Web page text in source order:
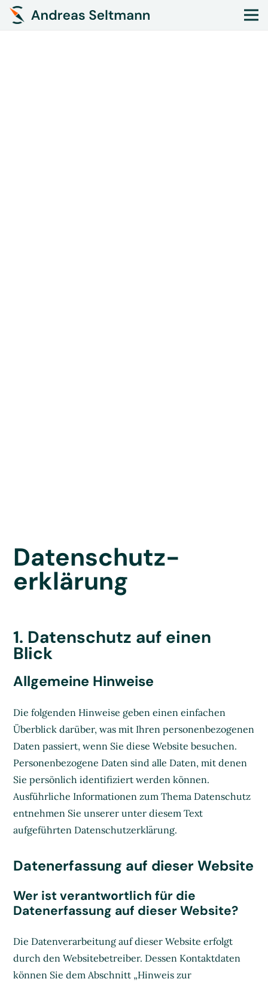
Datenschutz­
erklärung
1. Datenschutz auf einen
Blick
Allgemeine Hinweise
Die folgenden Hinweise geben einen einfachen
Überblick darüber, was mit Ihren personenbezogenen
Daten passiert, wenn Sie diese Website besuchen.
Personenbezogene Daten sind alle Daten, mit denen
Sie persönlich identifiziert werden können.
Ausführliche Informationen zum Thema Datenschutz
entnehmen Sie unserer unter diesem Text
aufgeführten Datenschutzerklärung.
Datenerfassung auf dieser Website
Wer ist verantwortlich für die
Datenerfassung auf dieser Website?
Die Datenverarbeitung auf dieser Website erfolgt
durch den Websitebetreiber. Dessen Kontaktdaten
können Sie dem Abschnitt „Hinweis zur